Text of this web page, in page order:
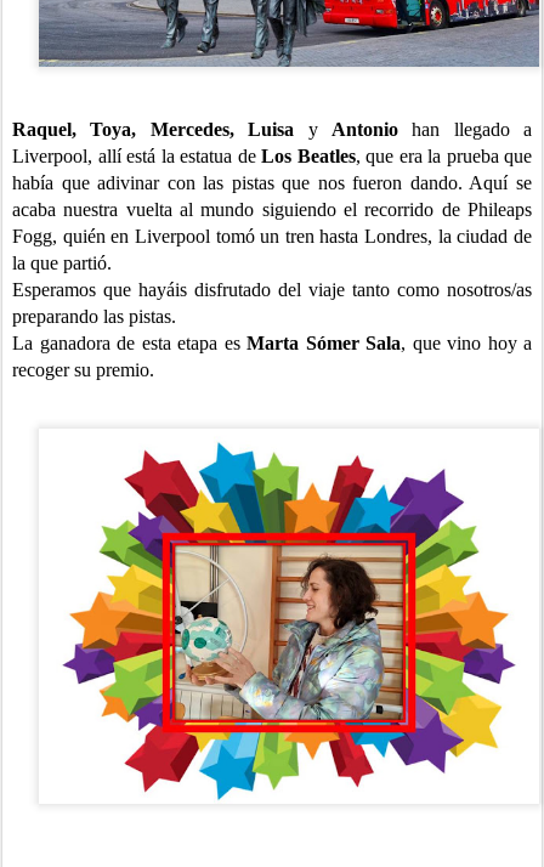
Raquel, Toya, Mercedes, Luisa y Antoniohan llegado a
Liverpool, allí está la estatua de Los Beatles, que era la prueba que
había que adivinar con las pistas que nos fueron dando. Aquí se
acaba nuestra vuelta al mundo siguiendo el recorrido de Phileaps
Fogg, quién en Liverpool tomó un tren hasta Londres, la ciudad de
la que partió.
Esperamos que hayáis disfrutado del viaje tanto como nosotros/as
preparando las pistas.
La ganadora de esta etapa es Marta Sómer Sala, que vino hoy a
recoger su premio.